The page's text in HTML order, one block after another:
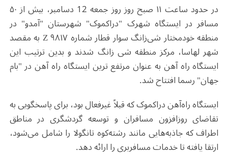
در حدود ساعت ۱۱ صبح روز روز جمعه 12 دسامبر، بیش از ۵۰
مسافر در ایستگاه شهرک "دراکموک" شهرستان "آمدو" در
منطقه خودمختار شی‌زانگ سوار قطار شماره ۹۸۱۷ Z به مقصد
شهر لهاسا، مرکز منطقه شی زانگ شدند و بدین ترتیب این
ایستگاه راه آهن به عنوان مرتفع ترین ایستگاه راه آهن در "بام
جهان" رسما افتتاح شد.
ایستگاه راه‌آهن دراکموک که قبلاً غیرفعال بود، برای پاسخگویی به
تقاضای روزافزون مسافران و توسعه گردشگری در مناطق
اطراف که جاذبه‌هایی مانند رشته‌کوه تانگولا را شامل می‌شود،
ارتقا یافته تا خدمات مسافربری را ارائه دهد.